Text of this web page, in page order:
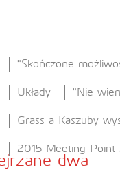
"Skończone
Układy "Nie
Grass a Kaszuby
2015 Meeting Point
dwa